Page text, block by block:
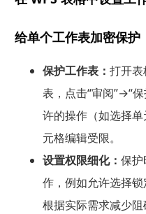
给单个工作表加密保护
保护工作表： 打开
表，点击“审阅”→“
许的操作（如选择
元格编辑受限。
设置权限细化： 保
作，例如允许选择
根据实际需求减少阻